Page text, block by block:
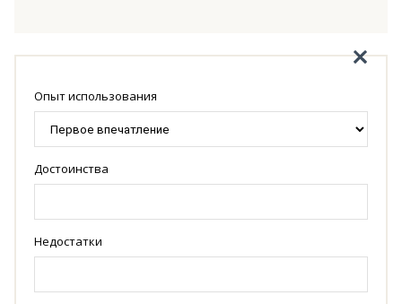
Опыт использования
Достоинства
Недостатки